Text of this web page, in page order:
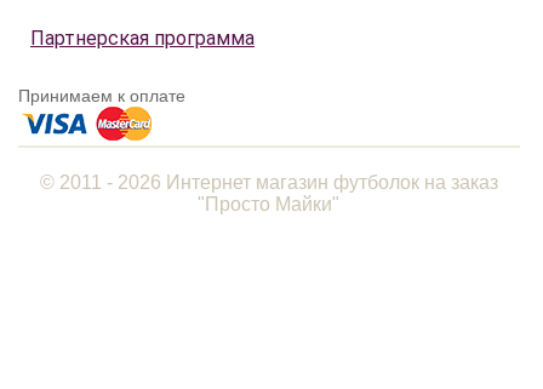
Партнерская программа
Принимаем к оплате
© 2011 - 2026 Интернет магазин футболок на заказ
"Просто Майки"